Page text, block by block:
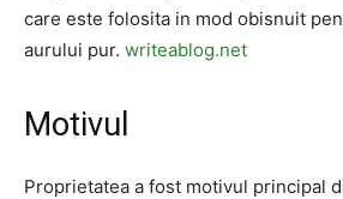
care este folosita in mod obisnuit
aurului pur. writeablog.net
Motivul
Proprietatea a fost motivul principal